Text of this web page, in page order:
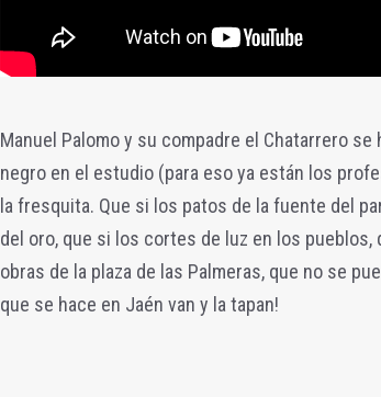
Manuel Palomo y su compadre el Chatarrero
negro en el estudio (para eso ya están los
la fresquita. Que si los patos de la fuente del
del oro, que si los cortes de luz en los
obras de la plaza de las Palmeras, que no se
que se hace en Jaén van y la tapan!